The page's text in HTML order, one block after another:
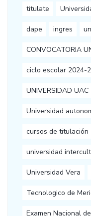
titulate
dape ingres
CONVOCATORIA
ciclo escolar 2024-
UNIVERSIDAD UAC
Universidad
cursos de titulación
universidad
Universidad Vera
Tecnologico de
Examen Nacional